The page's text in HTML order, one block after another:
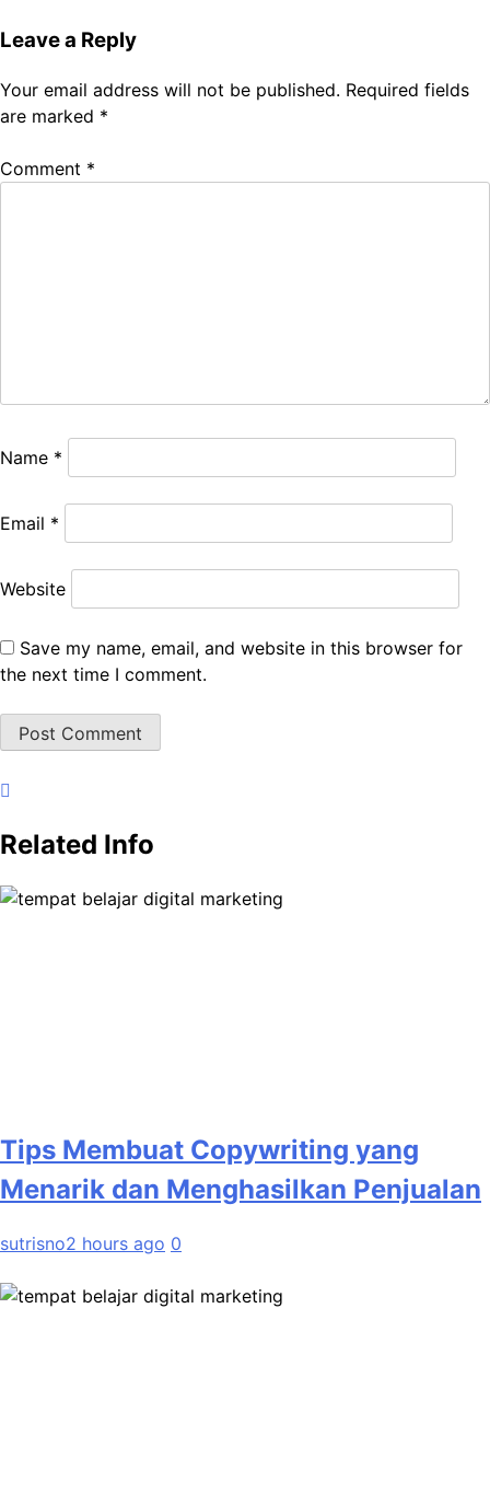
Leave a Reply
Your email address will not be published. Required fields
are marked *
Comment *
Name *
Email *
Website
Save my name, email, and website in this browser for
the next time I comment.
Related Info
Tips Membuat Copywriting yang
Menarik dan Menghasilkan Penjualan
sutrisno2 hours ago 0